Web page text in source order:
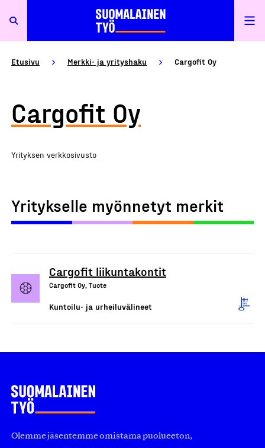
Etusivu Merkki- ja yrityshaku Cargofit Oy
Cargofit Oy
Yrityksen verkkosivusto
Yritykselle myönnetyt merkit
Cargofit liikuntakontit
Cargofit Oy, Tuote
Kuntoilu- ja urheiluvälineet
Olemme jäsentemme omistama puolueeton,